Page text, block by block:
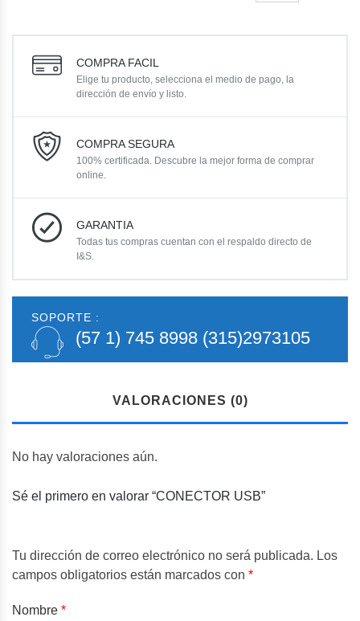
COMPRA FACIL
Elige tu producto, selecciona el medio de pago, la
dirección de envío y listo.
COMPRA SEGURA
100% certificada. Descubre la mejor forma de comprar
online.
GARANTIA
Todas tus compras cuentan con el respaldo directo de
I&S.
SOPORTE :
(57 1) 745 8998 (315)2973105
VALORACIONES (0)
No hay valoraciones aún.
Sé el primero en valorar “CONECTOR USB”
Tu dirección de correo electrónico no será publicada. Los
campos obligatorios están marcados con *
Nombre *